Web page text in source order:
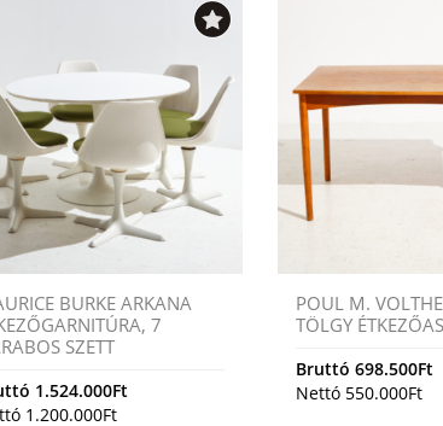
BURKE ARKANA
7
SZETT
1.524.000Ft
1.200.000Ft
POUL M.
TÖLGY
Bruttó698.500Ft
Nettó 550.000Ft